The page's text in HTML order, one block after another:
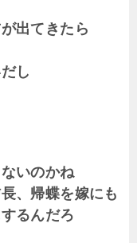
出てきたら
し
いのかね
、帰蝶を嫁にも
るんだろ